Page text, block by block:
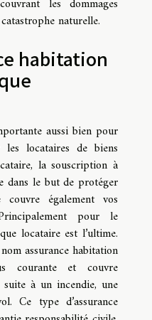
les dommages
naturelle.
habitation
aussi bien pour
locataires de biens
la souscription à
dans le but de protéger
également vos
pour le
locataire est l’ultime.
assurance habitation
courante et couvre
suite à un incendie, une
Ce type d’assurance